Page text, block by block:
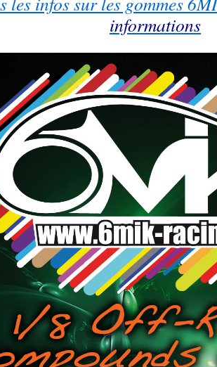
informations